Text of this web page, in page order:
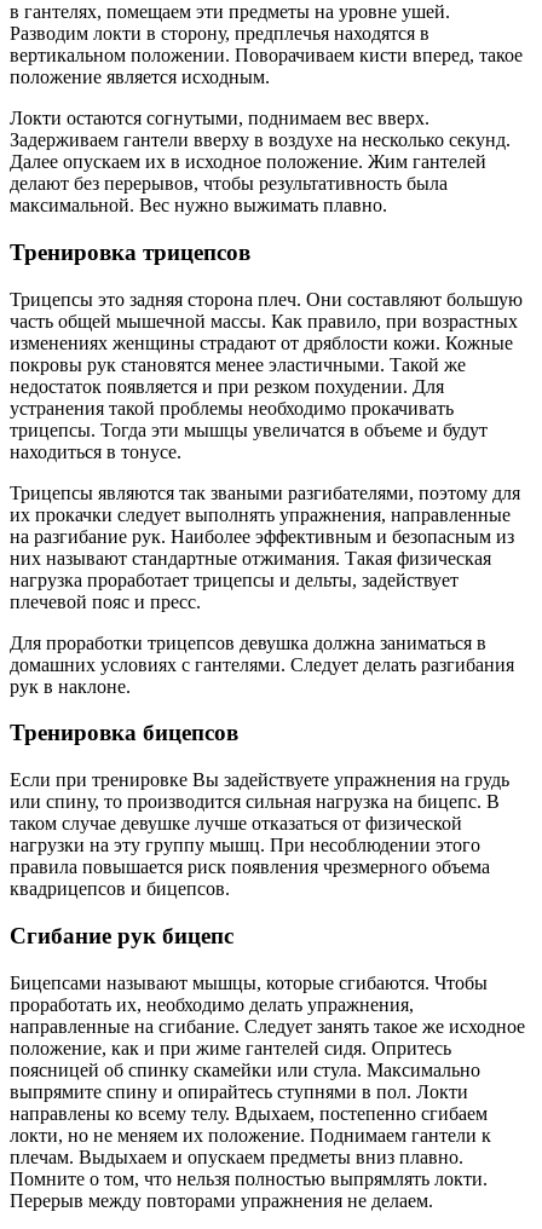
в гантелях, помещаем эти предметы на уровне ушей.
Разводим локти в сторону, предплечья находятся в
вертикальном положении. Поворачиваем кисти вперед, такое
положение является исходным.
Локти остаются согнутыми, поднимаем вес вверх.
Задерживаем гантели вверху в воздухе на несколько секунд.
Далее опускаем их в исходное положение. Жим гантелей
делают без перерывов, чтобы результативность была
максимальной. Вес нужно выжимать плавно.
Тренировка трицепсов
Трицепсы это задняя сторона плеч. Они составляют большую
часть общей мышечной массы. Как правило, при возрастных
изменениях женщины страдают от дряблости кожи. Кожные
покровы рук становятся менее эластичными. Такой же
недостаток появляется и при резком похудении. Для
устранения такой проблемы необходимо прокачивать
трицепсы. Тогда эти мышцы увеличатся в объеме и будут
находиться в тонусе.
Трицепсы являются так зваными разгибателями, поэтому для
их прокачки следует выполнять упражнения, направленные
на разгибание рук. Наиболее эффективным и безопасным из
них называют стандартные отжимания. Такая физическая
нагрузка проработает трицепсы и дельты, задействует
плечевой пояс и пресс.
Для проработки трицепсов девушка должна заниматься в
домашних условиях с гантелями. Следует делать разгибания
рук в наклоне.
Тренировка бицепсов
Если при тренировке Вы задействуете упражнения на грудь
или спину, то производится сильная нагрузка на бицепс. В
таком случае девушке лучше отказаться от физической
нагрузки на эту группу мышц. При несоблюдении этого
правила повышается риск появления чрезмерного объема
квадрицепсов и бицепсов.
Сгибание рук бицепс
Бицепсами называют мышцы, которые сгибаются. Чтобы
проработать их, необходимо делать упражнения,
направленные на сгибание. Следует занять такое же исходное
положение, как и при жиме гантелей сидя. Опритесь
поясницей об спинку скамейки или стула. Максимально
выпрямите спину и опирайтесь ступнями в пол. Локти
направлены ко всему телу. Вдыхаем, постепенно сгибаем
локти, но не меняем их положение. Поднимаем гантели к
плечам. Выдыхаем и опускаем предметы вниз плавно.
Помните о том, что нельзя полностью выпрямлять локти.
Перерыв между повторами упражнения не делаем.